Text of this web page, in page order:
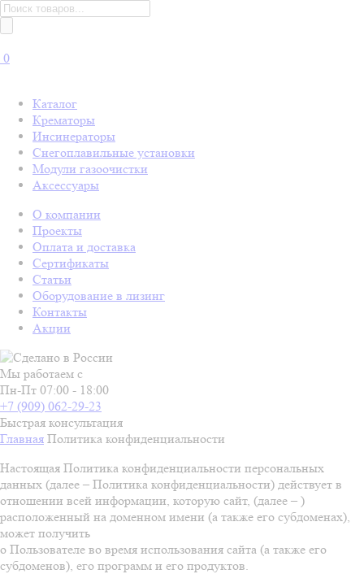
Поиск
товаров
0
Каталог
Крематоры
Инсинераторы
Снегоплавильные установки
Модули газоочистки
Аксессуары
О компании
Проекты
Оплата и доставка
Сертификаты
Статьи
Оборудование в лизинг
Контакты
Акции
Мы работаем с
Пн-Пт 07:00 - 18:00
+7 (909) 062-29-23
Быстрая консультация
Главная Политика конфиденциальности
Настоящая Политика конфиденциальности персональных
данных (далее – Политика конфиденциальности) действует в
отношении всей информации, которую сайт, (далее – )
расположенный на доменном имени (а также его субдоменах),
может получить
о Пользователе во время использования сайта (а также его
субдоменов), его программ и его продуктов.